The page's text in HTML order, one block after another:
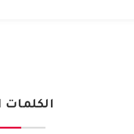
الكلمات